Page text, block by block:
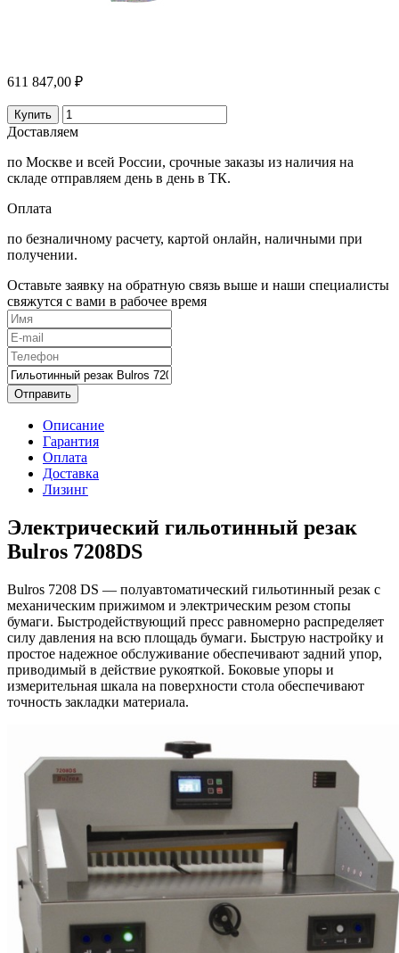
611 847,00 ₽
Купить
Доставляем
по Москве и всей России, срочные заказы из наличия на
складе отправляем день в день в ТК.
Оплата
по безналичному расчету, картой онлайн, наличными при
получении.
Оставьте заявку на обратную связь выше и наши специалисты
свяжутся с вами в рабочее время
Отправить
Описание
Гарантия
Оплата
Доставка
Лизинг
Электрический гильотинный резак
Bulros 7208DS
Bulros 7208 DS — полуавтоматический гильотинный резак с
механическим прижимом и электрическим резом стопы
бумаги. Быстродействующий пресс равномерно распределяет
силу давления на всю площадь бумаги. Быструю настройку и
простое надежное обслуживание обеспечивают задний упор,
приводимый в действие рукояткой. Боковые упоры и
измерительная шкала на поверхности стола обеспечивают
точность закладки материала.